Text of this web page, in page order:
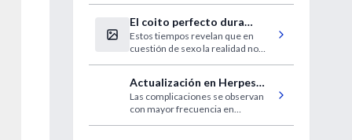
El coito perfecto dura
entre 7 y 13 minutos
Estos tiempos revelan que en
cuestión de sexo la realidad no
Actualización en Herpes
Zoster
Las complicaciones se observan
con mayor frecuencia en